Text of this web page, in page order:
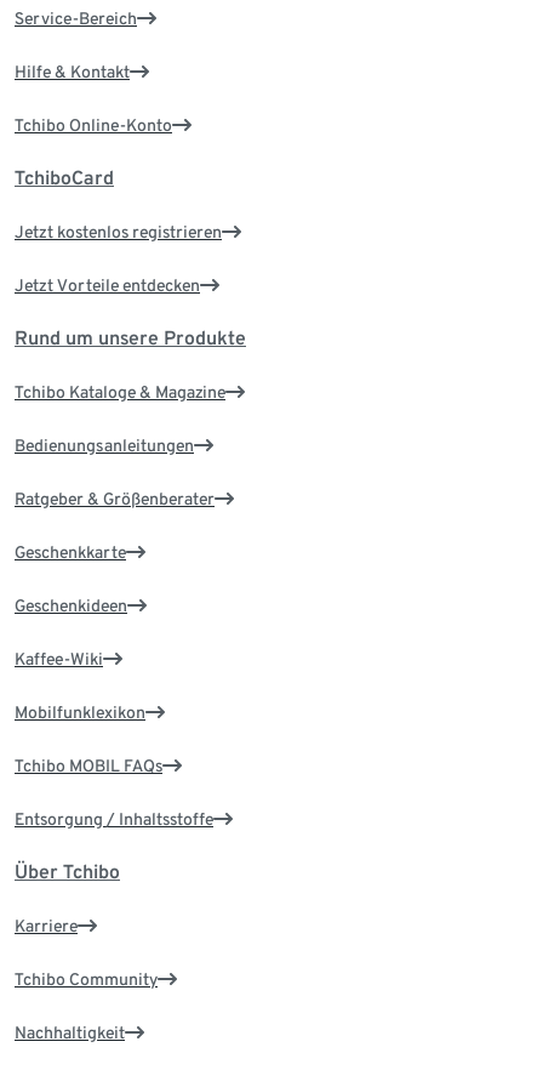
Service-Bereich
Hilfe & Kontakt
Tchibo Online-Konto
TchiboCard
Jetzt kostenlos registrieren
Jetzt Vorteile entdecken
Rund um unsere Produkte
Tchibo Kataloge & Magazine
Bedienungsanleitungen
Ratgeber & Größenberater
Geschenkkarte
Geschenkideen
Kaffee-Wiki
Mobilfunklexikon
Tchibo MOBIL FAQs
Entsorgung / Inhaltsstoffe
Über Tchibo
Karriere
Tchibo Community
Nachhaltigkeit